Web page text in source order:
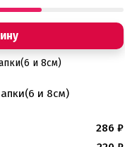
разные
Лайки
и 8см)
286 ₽